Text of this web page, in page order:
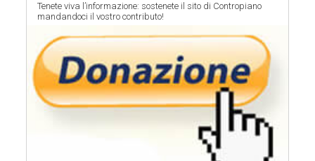
Tenete viva l’informazione: sostenete il sito di Contropiano
mandandoci il vostro contributo!